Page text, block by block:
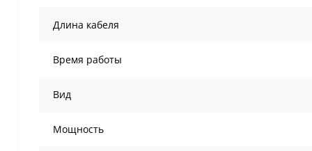
Длина кабеля
Время работы
Вид
Мощность